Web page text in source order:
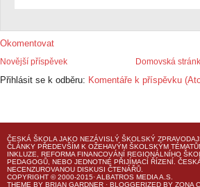
Okomentovat
Novější příspěvek Domovská
Přihlásit se k odběru: Komentáře k příspěvku
ČESKÁ ŠKOLA JAKO NEZÁVISLÝ ŠKOLSKÝ
ČLÁNKY PŘEDEVŠÍM K OŽEHAVÝM ŠKOLSKÝM
INKLUZE, REFORMA FINANCOVÁNÍ REGIONÁLNÍHO
PEDAGOGŮ, NEBO JEDNOTNÉ PŘIJÍMACÍ ŘÍZENÍ.
NECENZUROVANOU DISKUSI ČTENÁŘŮ.
COPYRIGHT © 2000-2015· ALBATROS MEDIA A.S.
THEME BY BRIAN GARDNER · BLOGGERIZED BY ZONA